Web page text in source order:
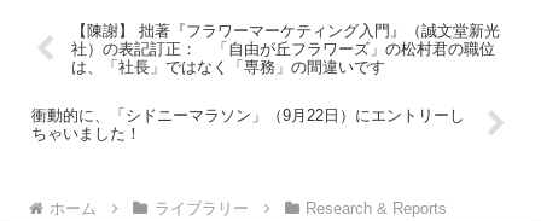
【陳謝】 拙著『フラワーマーケティング入門』（誠文堂新光
社）の表記訂正： 「自由が丘フラワーズ」の松村君の職位
は、「社長」ではなく「専務」の間違いです
衝動的に、「シドニーマラソン」（9月22日）にエントリーし
ちゃいました！
ホーム ライブラリー Research & Reports